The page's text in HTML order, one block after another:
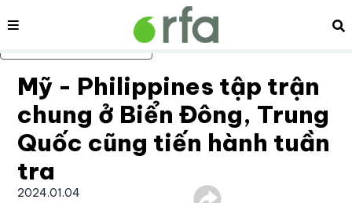
Bỏ qua nội dung chính
Nội dung
Mỹ - Philippines tập trận
chung ở Biển Đông, Trung
Quốc cũng tiến hành tuần
tra
2024.01.04